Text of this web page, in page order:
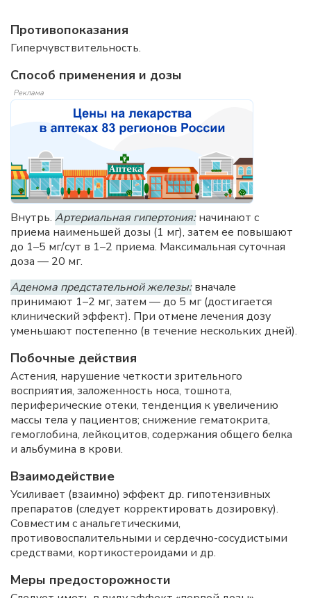
Противопоказания
Гиперчувствительность.
Способ применения и дозы
Реклама
Внутрь. Артериальная гипертония:начинают с
приема наименьшей дозы (1 мг), затем ее повышают
до 1–5 мг/сут в 1–2 приема. Максимальная суточная
доза — 20 мг.
Аденома предстательной железы:вначале
принимают 1–2 мг, затем — до 5 мг (достигается
клинический эффект). При отмене лечения дозу
уменьшают постепенно (в течение нескольких дней).
Побочные действия
Астения, нарушение четкости зрительного
восприятия, заложенность носа, тошнота,
периферические отеки, тенденция к увеличению
массы тела у пациентов; снижение гематокрита,
гемоглобина, лейкоцитов, содержания общего белка
и альбумина в крови.
Взаимодействие
Усиливает (взаимно) эффект др. гипотензивных
препаратов (следует корректировать дозировку).
Совместим с анальгетическими,
противовоспалительными и сердечно-сосудистыми
средствами, кортикостероидами и др.
Меры предосторожности